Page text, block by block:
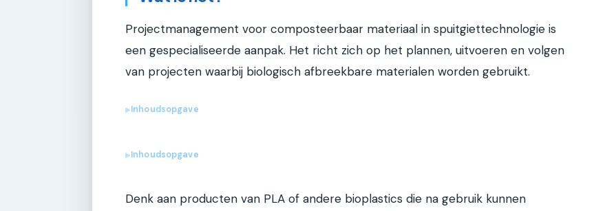
Projectmanagement voor composteerbaar materiaal in spuitgiettechnologie is
een gespecialiseerde aanpak. Het richt zich op het plannen, uitvoeren en volgen
van projecten waarbij biologisch afbreekbare materialen worden gebruikt.
▶Inhoudsopgave
▶Inhoudsopgave
Denk aan producten van PLA of andere bioplastics die na gebruik kunnen